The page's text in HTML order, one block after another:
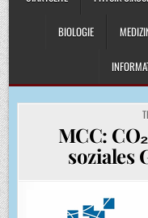
BIOLOGIE
IN
MCC:
soziales